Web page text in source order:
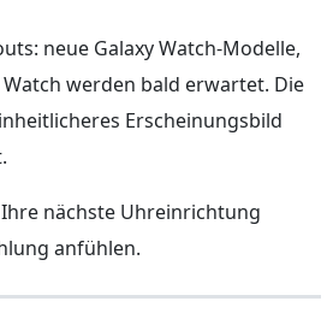
neue Galaxy Watch-Modelle,
werden bald erwartet. Die
Erscheinungsbild
nächste Uhreinrichtung
anfühlen.